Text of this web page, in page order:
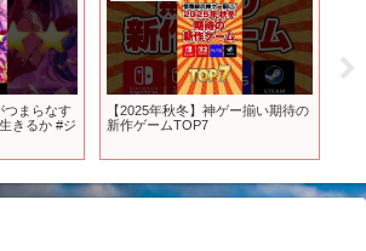
つまらなす
きるか #ジ
【2025年秋冬】神ゲー揃い期待の
新作ゲームTOP7